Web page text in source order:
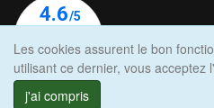
Les cookies assurent le bon
utilisant ce dernier, vous acceptez
j'ai compris